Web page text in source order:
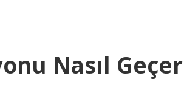
Nasıl Geçer